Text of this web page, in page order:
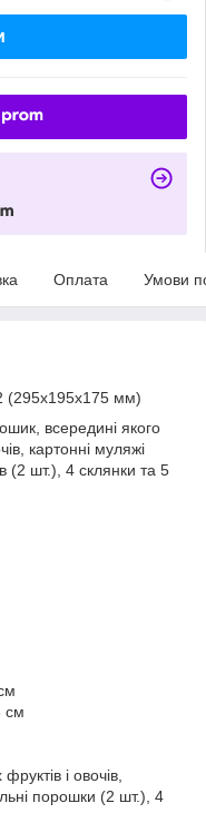
Оплата Умови
мм)
всередині якого
картонні муляжі
(2 шт.), 4 склянки та 5
см
і овочів,
порошки (2 шт.), 4